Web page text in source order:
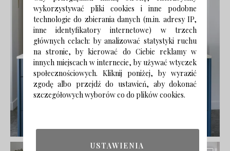
wykorzystywać pliki cookies i inne podobne
technologie do zbierania danych (m.in. adresy IP,
inne identyfikatory internetowe) w trzech
głównych celach: by analizować statystyki ruchu
na stronie, by kierować do Ciebie reklamy w
innych miejscach w internecie, by używać wtyczek
społecznościowych. Kliknij poniżej, by wyrazić
zgodę albo przejdź do ustawień, aby dokonać
szczegółowych wyborów co do plików cookies.
USTAWIENIA